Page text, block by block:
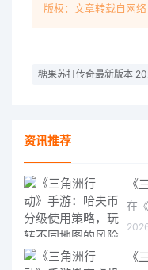
版权：文章转载自网
糖果苏打传奇最新版本
资讯推荐